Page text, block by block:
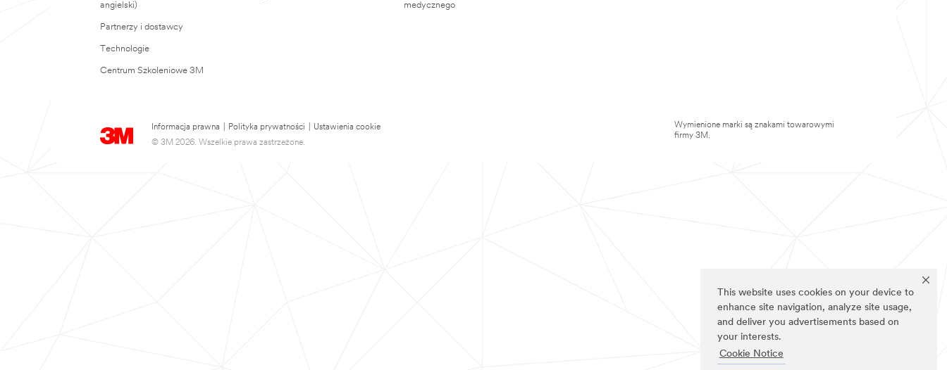
This website uses cookies on your device to
enhance site navigation, analyze site usage,
and deliver you advertisements based on
your interests.
Cookie Notice
angielski)
Partnerzy i dostawcy
Technologie
Centrum Szkoleniowe 3M
medycznego
Informacja prawna Polityka prywatności
Ustawienia cookie
© 3M 2026. Wszelkie prawa zastrzeżone.
Wymienione marki są znakami towarowymi
firmy 3M.